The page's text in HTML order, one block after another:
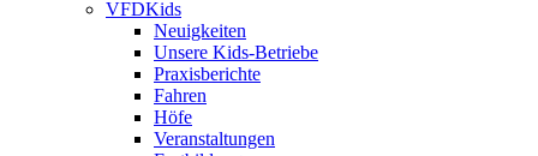
VFDKids
Neuigkeiten
Unsere Kids-Betriebe
Praxisberichte
Fahren
Höfe
Veranstaltungen